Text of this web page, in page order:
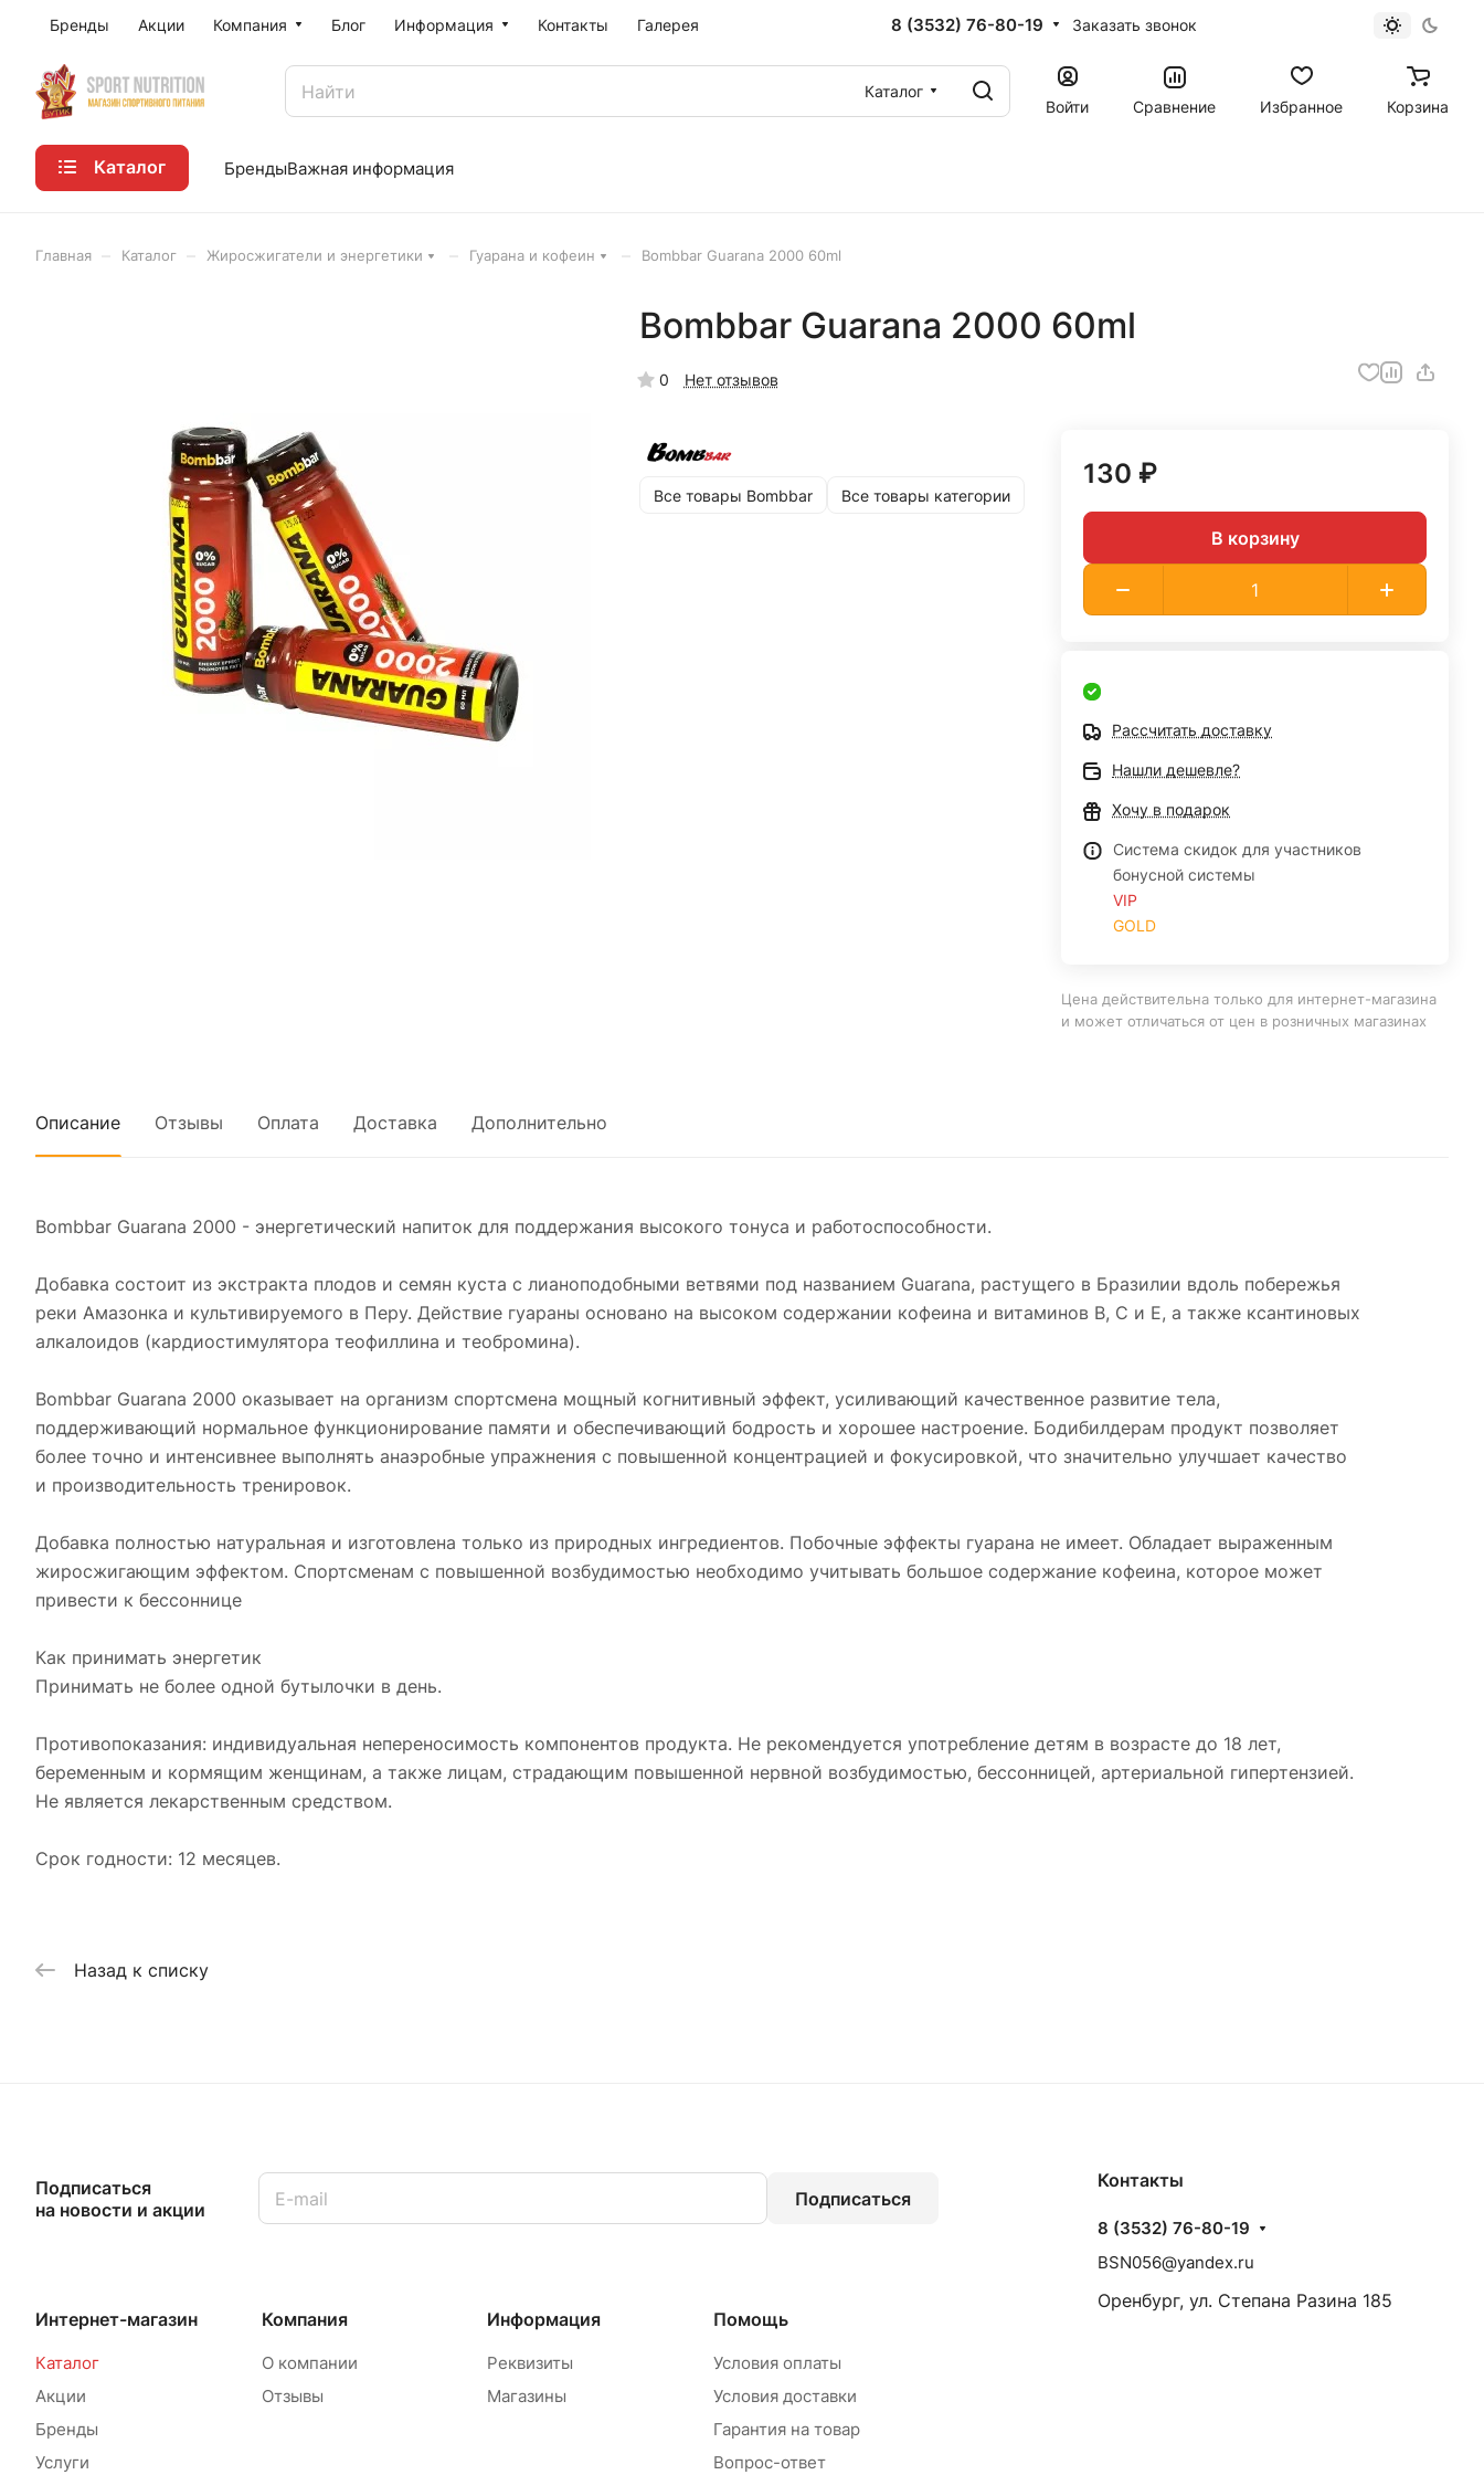
Бренды Акции Компания Блог Информация Контакты Галерея 8 (3532) 76-80-19 Заказать звонок
Каталог
Войти
Сравнение Избранное Корзина
Каталог БрендыВажная информация
Главная Каталог Жиросжигатели и энергетики Гуарана и кофеин Bombbar Guarana 2000 60ml
Bombbar Guarana 2000 60ml
0 Нет отзывов
Все товары Bombbar Все товары категории
130 ₽
В корзину
Рассчитать доставку
Нашли дешевле?
Хочу в подарок
Система скидок для участников
бонусной системы
VIP
GOLD
Цена действительна только для интернет-магазина
и может отличаться от цен в розничных магазинах
Описание Отзывы Оплата Доставка Дополнительно
Bombbar Guarana 2000 - энергетический напиток для поддержания высокого тонуса и работоспособности.
Добавка состоит из экстракта плодов и семян куста с лианоподобными ветвями под названием Guarana, растущего в Бразилии вдоль побережья
реки Амазонка и культивируемого в Перу. Действие гуараны основано на высоком содержании кофеина и витаминов B, C и E, а также ксантиновых
алкалоидов (кардиостимулятора теофиллина и теобромина).
Bombbar Guarana 2000 оказывает на организм спортсмена мощный когнитивный эффект, усиливающий качественное развитие тела,
поддерживающий нормальное функционирование памяти и обеспечивающий бодрость и хорошее настроение. Бодибилдерам продукт позволяет
более точно и интенсивнее выполнять анаэробные упражнения с повышенной концентрацией и фокусировкой, что значительно улучшает качество
и производительность тренировок.
Добавка полностью натуральная и изготовлена только из природных ингредиентов. Побочные эффекты гуарана не имеет. Обладает выраженным
жиросжигающим эффектом. Спортсменам с повышенной возбудимостью необходимо учитывать большое содержание кофеина, которое может
привести к бессоннице
Как принимать энергетик
Принимать не более одной бутылочки в день.
Противопоказания: индивидуальная непереносимость компонентов продукта. Не рекомендуется употребление детям в возрасте до 18 лет,
беременным и кормящим женщинам, а также лицам, страдающим повышенной нервной возбудимостью, бессонницей, артериальной гипертензией.
Не является лекарственным средством.
Срок годности: 12 месяцев.
Назад к списку
Подписаться
на новости и акции
Подписаться
Интернет-магазин
Каталог
Акции
Бренды
Услуги
Компания
О компании
Отзывы
Информация
Реквизиты
Магазины
Помощь
Условия оплаты
Условия доставки
Гарантия на товар
Вопрос-ответ
Контакты
8 (3532) 76-80-19
BSN056@yandex.ru
Оренбург, ул. Степана Разина 185